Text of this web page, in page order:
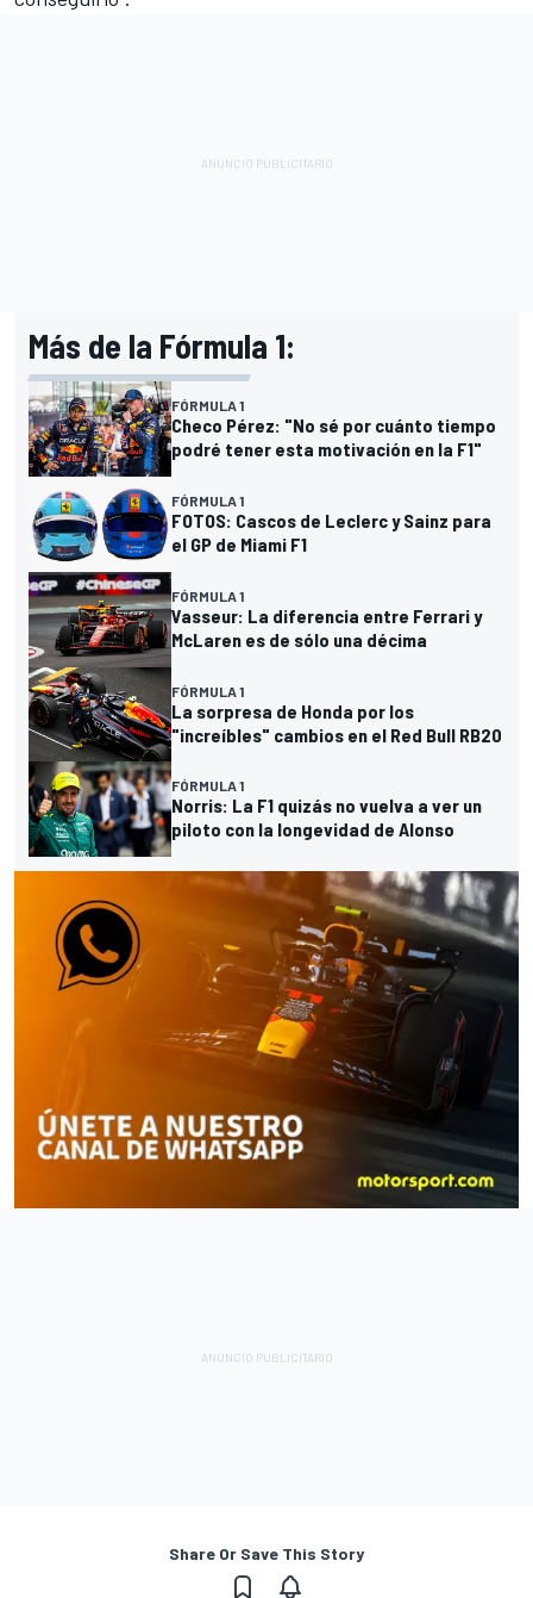
Más de la Fórmula 1:
FÓRMULA 1
Checo Pérez: "No sé por cuánto tiempo
podré tener esta motivación en la F1"
FÓRMULA 1
FOTOS: Cascos de Leclerc y Sainz para
el GP de Miami F1
FÓRMULA 1
Vasseur: La diferencia entre Ferrari y
McLaren es de sólo una décima
FÓRMULA 1
La sorpresa de Honda por los
"increíbles" cambios en el Red Bull RB20
FÓRMULA 1
Norris: La F1 quizás no vuelva a ver un
piloto con la longevidad de Alonso
Share Or Save This Story